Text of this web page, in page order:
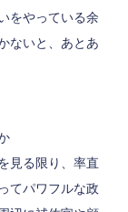
をやっている余
ないと、あとあ
見る限り、率直
てパワフルな政